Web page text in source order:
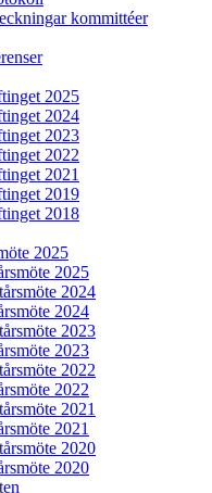
kommittéer
2025
2024
2023
2022
2021
2019
2018
2025
2025
2024
2024
2023
2023
2022
2022
2021
2021
2020
2020